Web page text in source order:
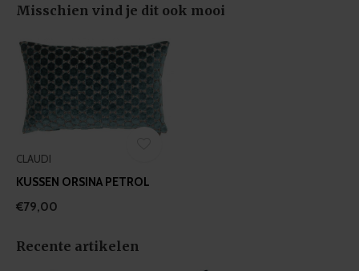
Misschien vind je dit ook mooi
CLAUDI
KUSSEN ORSINA PETROL
€79,00
Recente artikelen